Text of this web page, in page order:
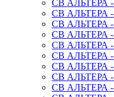
СВ АЛЬТЕРА -
СВ АЛЬТЕРА
СВ АЛЬТЕРА -
СВ АЛЬТЕРА -
СВ АЛЬТЕРА -
СВ АЛЬТЕРА -
СВ АЛЬТЕРА -
СВ АЛЬТЕРА -
СВ АЛЬТЕРА -